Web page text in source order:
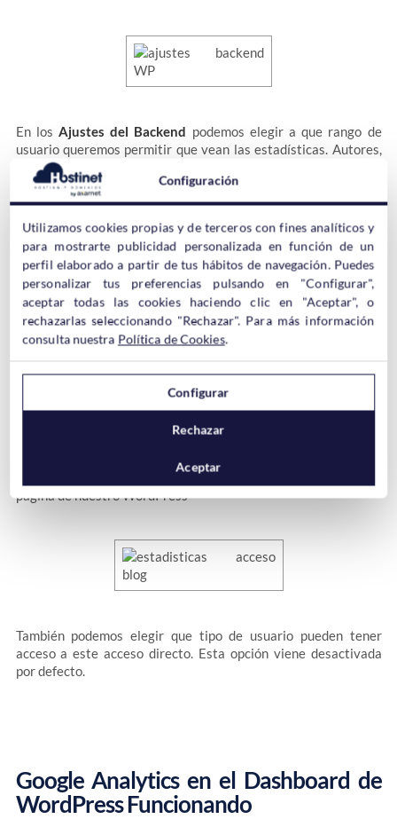
En los Ajustes del Backend podemos elegir a que rango de
usuario queremos permitir que vean las estadísticas. Autores,
editores, colaboradores, etc…
También podemos configurar los ajustes de tiempo real y
configurar la ubicación.
Ajustes del Frontend
Ajustes del Frontend
podemos activarlo para que nos
ofrezca un acceso directo a las analíticas desde cualquier
página de nuestro WordPress
También podemos elegir que tipo de usuario pueden tener
acceso a este acceso directo. Esta opción viene desactivada
por defecto.
Google Analytics en el Dashboard de
WordPress Funcionando
Configuración
Utilizamos cookies propias y de terceros con fines analíticos y
para mostrarte publicidad personalizada en función de un
perfil elaborado a partir de tus hábitos de navegación. Puedes
personalizar tus preferencias pulsando en "Configurar",
aceptar todas las cookies haciendo clic en "Aceptar", o
rechazarlas seleccionando "Rechazar". Para más información
consulta nuestra Política de Cookies.
Configurar
Rechazar
Aceptar